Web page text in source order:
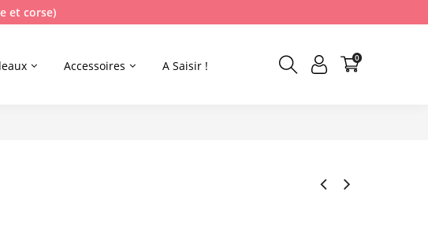
et corse)
Accessoires A Saisir !
0